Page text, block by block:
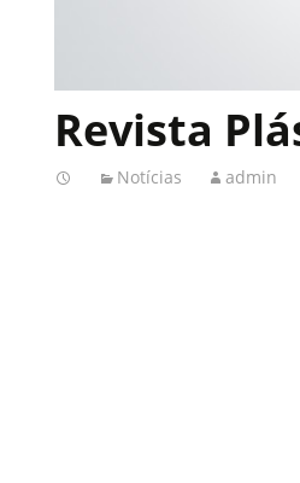
Revista
Notícias admin